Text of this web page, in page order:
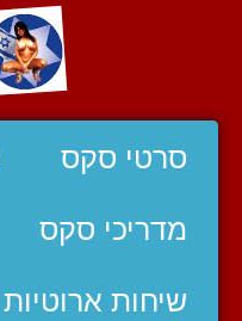
סרטי סקס
מדריכי סקס
שיחות ארוטיות